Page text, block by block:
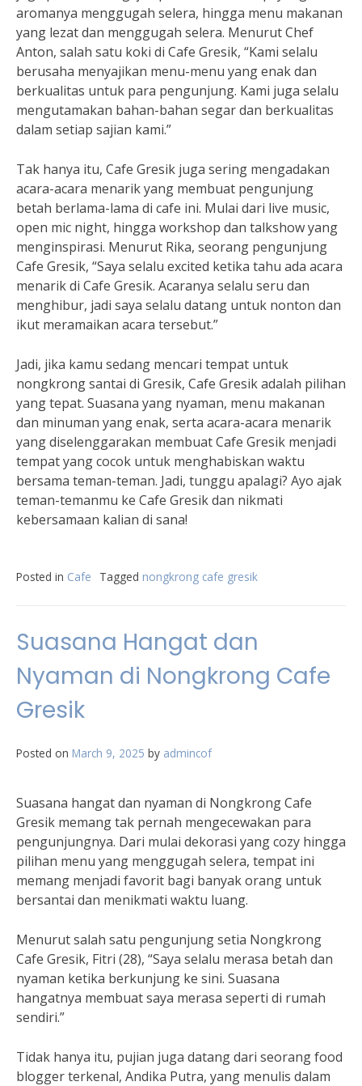
aromanya menggugah selera, hingga menu makanan
yang lezat dan menggugah selera. Menurut Chef
Anton, salah satu koki di Cafe Gresik, “Kami selalu
berusaha menyajikan menu-menu yang enak dan
berkualitas untuk para pengunjung. Kami juga selalu
mengutamakan bahan-bahan segar dan berkualitas
dalam setiap sajian kami.”
Tak hanya itu, Cafe Gresik juga sering mengadakan
acara-acara menarik yang membuat pengunjung
betah berlama-lama di cafe ini. Mulai dari live music,
open mic night, hingga workshop dan talkshow yang
menginspirasi. Menurut Rika, seorang pengunjung
Cafe Gresik, “Saya selalu excited ketika tahu ada acara
menarik di Cafe Gresik. Acaranya selalu seru dan
menghibur, jadi saya selalu datang untuk nonton dan
ikut meramaikan acara tersebut.”
Jadi, jika kamu sedang mencari tempat untuk
nongkrong santai di Gresik, Cafe Gresik adalah pilihan
yang tepat. Suasana yang nyaman, menu makanan
dan minuman yang enak, serta acara-acara menarik
yang diselenggarakan membuat Cafe Gresik menjadi
tempat yang cocok untuk menghabiskan waktu
bersama teman-teman. Jadi, tunggu apalagi? Ayo ajak
teman-temanmu ke Cafe Gresik dan nikmati
kebersamaan kalian di sana!
Posted in Cafe Tagged nongkrong cafe gresik
Suasana Hangat dan
Nyaman di Nongkrong Cafe
Gresik
Posted on March 9, 2025 by admincof
Suasana hangat dan nyaman di Nongkrong Cafe
Gresik memang tak pernah mengecewakan para
pengunjungnya. Dari mulai dekorasi yang cozy hingga
pilihan menu yang menggugah selera, tempat ini
memang menjadi favorit bagi banyak orang untuk
bersantai dan menikmati waktu luang.
Menurut salah satu pengunjung setia Nongkrong
Cafe Gresik, Fitri (28), “Saya selalu merasa betah dan
nyaman ketika berkunjung ke sini. Suasana
hangatnya membuat saya merasa seperti di rumah
sendiri.”
Tidak hanya itu, pujian juga datang dari seorang food
blogger terkenal, Andika Putra, yang menulis dalam